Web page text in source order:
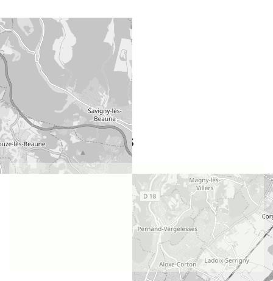
LAGE DES WEINGUTS